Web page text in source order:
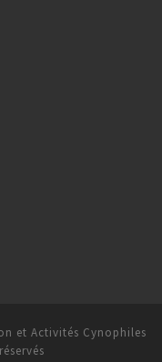
et Activités Cynophiles